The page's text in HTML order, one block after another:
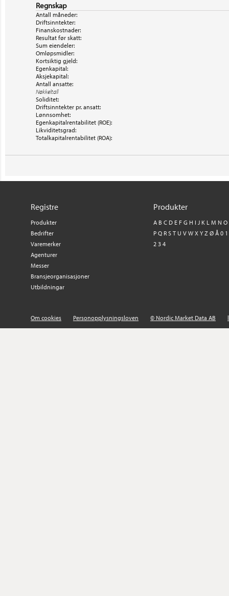
Regnskap
Antall måneder:
Driftsinntekter:
Finanskostnader:
Resultat før skatt:
Sum eiendeler:
Omløpsmidler:
Kortsiktig gjeld:
Egenkapital:
Aksjekapital:
Antall ansatte:
Nøkkeltall
Soliditet:
Driftsinntekter pr. ansatt:
Lønnsomhet:
Egenkapitalrentabilitet (ROE):
Likviditetsgrad:
Totalkapitalrentabilitet (ROA):
Registre
Produkter
Bedrifter
Varemerker
Agenturer
Messer
Bransjeorganisasjoner
Utbildningar
Produkter
A B C D E F G H I J K L M N O
P Q R S T U V W X Y Z Ø Å 0 1
2 3 4
Om cookies Personopplysningsloven © Nordic Market Data AB